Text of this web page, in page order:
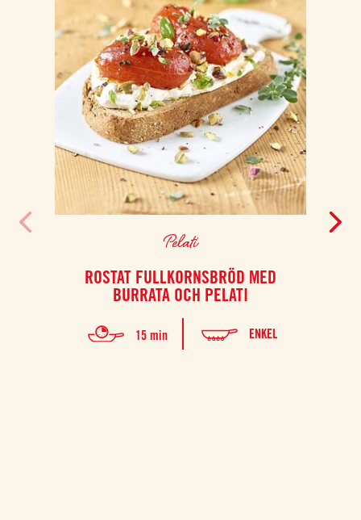
Pelati
ROSTAT FULLKORNSBRÖD MED
BURRATA OCH PELATI
15 min ENKEL